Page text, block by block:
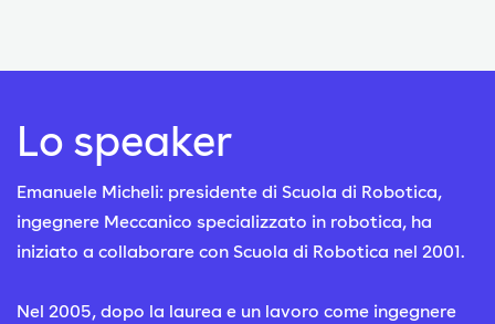
Lo speaker
Emanuele Micheli: presidente di Scuola di Robotica,
ingegnere Meccanico specializzato in robotica, ha
iniziato a collaborare con Scuola di Robotica nel 2001.
Nel 2005, dopo la laurea e un lavoro come ingegnere